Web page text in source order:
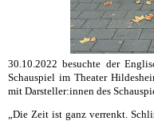
30.10.2022 besuchte der
Schauspiel im Theater
mit Darsteller:innen des
„Die Zeit ist ganz verrenkt.